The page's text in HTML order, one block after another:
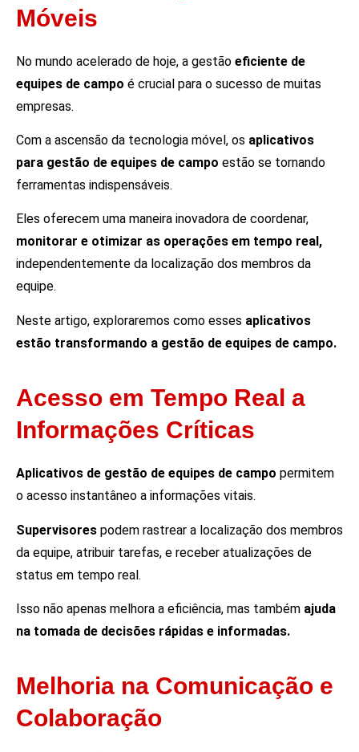
Móveis
No mundo acelerado de hoje, a gestão eficiente de
equipes de campo é crucial para o sucesso de muitas
empresas.
Com a ascensão da tecnologia móvel, os aplicativos
para gestão de equipes de campo estão se tornando
ferramentas indispensáveis.
Eles oferecem uma maneira inovadora de coordenar,
monitorar e otimizar as operações em tempo real,
independentemente da localização dos membros da
equipe.
Neste artigo, exploraremos como esses aplicativos
estão transformando a gestão de equipes de campo.
Acesso em Tempo Real a
Informações Críticas
Aplicativos de gestão de equipes de campo permitem
o acesso instantâneo a informações vitais.
Supervisores podem rastrear a localização dos membros
da equipe, atribuir tarefas, e receber atualizações de
status em tempo real.
Isso não apenas melhora a eficiência, mas também ajuda
na tomada de decisões rápidas e informadas.
Melhoria na Comunicação e
Colaboração